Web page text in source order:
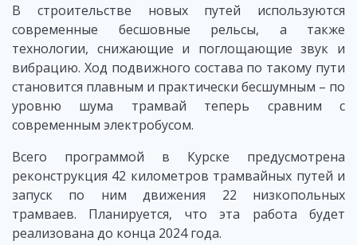
В строительстве новых путей используются
современные бесшовные рельсы, а также
технологии, снижающие и поглощающие звук и
вибрацию. Ход подвижного состава по такому пути
становится плавным и практически бесшумным – по
уровню шума трамвай теперь сравним с
современным электробусом.
Всего программой в Курске предусмотрена
реконструкция 42 километров трамвайных путей и
запуск по ним движения 22 низкопольных
трамваев. Планируется, что эта работа будет
реализована до конца 2024 года.